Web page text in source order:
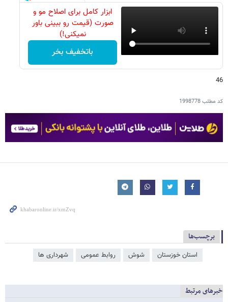
ابزار کامل برای اصلاح مو و
صورت (قیمت رو ببینی باور
نمیکنی!)
باتخفیف بخر
46
کد مطلب1998778
برچسب‌ها
استان خوزستان شوش روابط عمومی شهرداری ها
خبرهای مرتبط